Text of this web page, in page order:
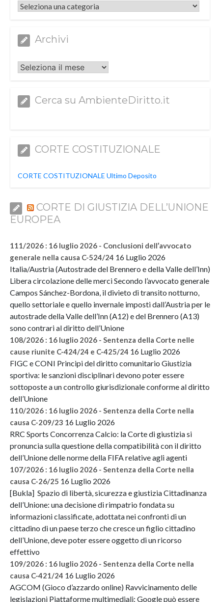
Categorie
Archivi
Archivi
Cerca su AmbienteDiritto.it
CORTE COSTITUZIONALE
CORTE COSTITUZIONALE Ultimo Deposito
CORTE DI GIUSTIZIA DELL’UNIONE
EUROPEA
111/2026 : 16 luglio 2026 - Conclusioni dell’avvocato
generale nella causa C-524/24 16 Luglio 2026
Italia/Austria (Autostrade del Brennero e della Valle dell’Inn)
Libera circolazione delle merci Secondo l’avvocato generale
Campos Sánchez-Bordona, il divieto di transito notturno,
quello settoriale e quello invernale imposti dall’Austria per le
autostrade della Valle dell’Inn (A12) e del Brennero (A13)
sono contrari al diritto dell’Unione
108/2026 : 16 luglio 2026 - Sentenza della Corte nelle
cause riunite C-424/24 e C-425/24 16 Luglio 2026
FIGC e CONI Principi del diritto comunitario Giustizia
sportiva: le sanzioni disciplinari devono poter essere
sottoposte a un controllo giurisdizionale conforme al diritto
dell’Unione
110/2026 : 16 luglio 2026 - Sentenza della Corte nella
causa C-209/23 16 Luglio 2026
RRC Sports Concorrenza Calcio: la Corte di giustizia si
pronuncia sulla questione della compatibilità con il diritto
dell’Unione delle norme della FIFA relative agli agenti
107/2026 : 16 luglio 2026 - Sentenza della Corte nella
causa C-26/25 16 Luglio 2026
[Bukla] Spazio di libertà, sicurezza e giustizia Cittadinanza
dell’Unione: una decisione di rimpatrio fondata su
informazioni classificate, adottata nei confronti di un
cittadino di un paese terzo che cresce un figlio cittadino
dell’Unione, deve poter essere oggetto di un ricorso
effettivo
109/2026 : 16 luglio 2026 - Sentenza della Corte nella
causa C-421/24 16 Luglio 2026
AGCOM (Gioco d’azzardo online) Ravvicinamento delle
legislazioni Piattaforme multimediali: Google può essere